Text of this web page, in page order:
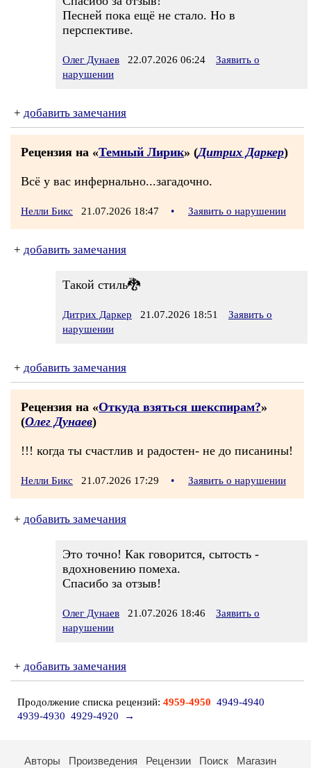
Песней пока ещё не стало. Но в
перспективе.
Олег Дунаев 22.07.2026 06:24
Заявить о
нарушении
+ добавить замечания
Рецензия на «Темный Лирик» (Дитрих Даркер)
Всё у вас инфернально...загадочно.
Нелли Бикс 21.07.2026 18:47 • Заявить о нарушении
+ добавить замечания
Такой стиль🐉
Дитрих Даркер 21.07.2026 18:51
Заявить о
нарушении
+ добавить замечания
Рецензия на «Откуда взяться шекспирам?»
(Олег Дунаев)
!!! когда ты счастлив и радостен- не до писанины!
Нелли Бикс 21.07.2026 17:29 • Заявить о нарушении
+ добавить замечания
Это точно! Как говорится, сытость -
вдохновению помеха.
Спасибо за отзыв!
Олег Дунаев 21.07.2026 18:46
Заявить о
нарушении
+ добавить замечания
Продолжение списка рецензий: 4959-4950 4949-4940
4939-4930 4929-4920 →
Авторы Произведения Рецензии Поиск Магазин